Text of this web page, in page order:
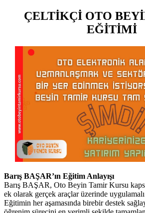
ÇELTİKÇİ OTO
EĞİTİMİ
Barış BAŞAR’ın Eğitim Anlayışı
Barış BAŞAR, Oto Beyin Tamir Kursu
ek olarak gerçek araçlar üzerinde
Eğitimin her aşamasında birebir destek